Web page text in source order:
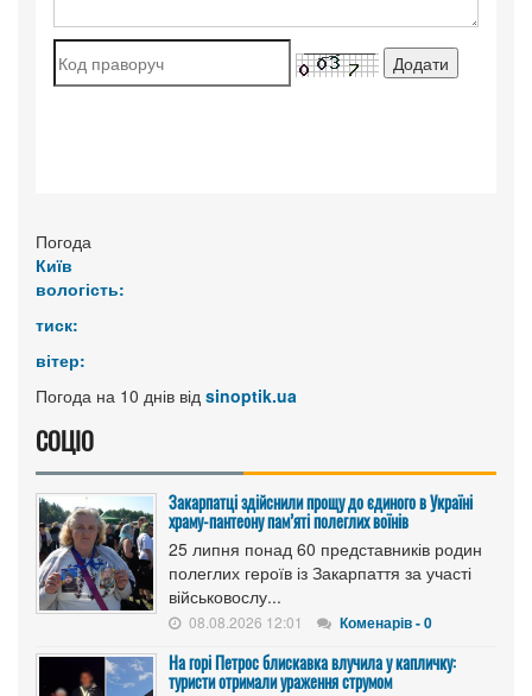
Погода
Київ
вологість:
тиск:
вітер:
Погода на 10 днів від sinoptik.ua
СОЦІО
Закарпатці здійснили прощу до єдиного в Україні
храму-пантеону пам’яті полеглих воїнів
25 липня понад 60 представників родин
полеглих героїв із Закарпаття за участі
військовослу...
08.08.2026 12:01 Коменарів - 0
На горі Петрос блискавка влучила у капличку:
туристи отримали ураження струмом